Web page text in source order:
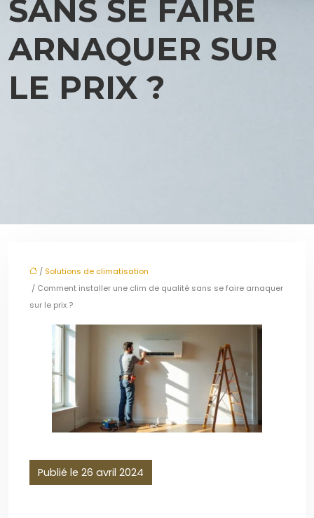
SANS SE FAIRE
ARNAQUER SUR
LE PRIX ?
/ Solutions de climatisation
/ Comment installer une clim de qualité sans se faire arnaquer
sur le prix ?
Publié le 26 avril 2024